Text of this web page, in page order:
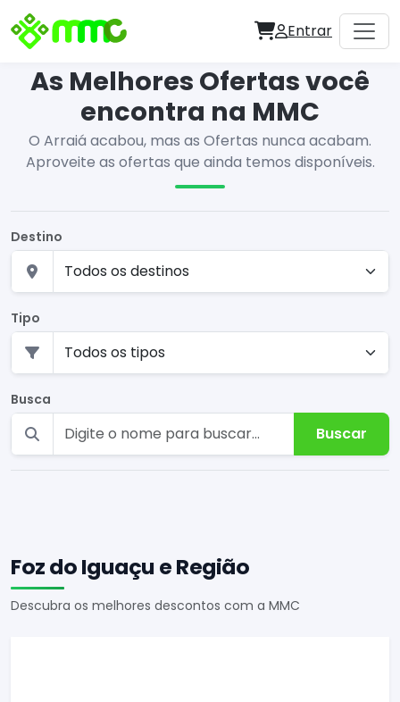
Entrar
As Melhores Ofertas você
encontra na MMC
O Arraiá acabou, mas as Ofertas nunca acabam.
Aproveite as ofertas que ainda temos disponíveis.
Destino
Tipo
Busca
Buscar
Foz do Iguaçu e Região
Descubra os melhores descontos com a MMC